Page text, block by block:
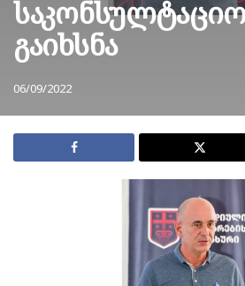
გაიხსნა
06/09/2022